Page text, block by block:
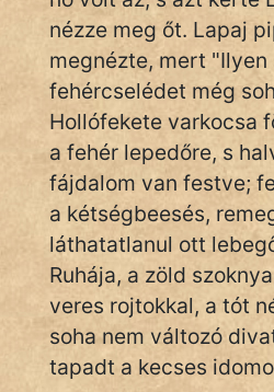
nagyöreg
NapHold
Név nélkül
pszichopati
szegény legény
Hoffer Botond
szemfüles
nézze meg őt. Lapaj
megnézte, mert "Ilyen
fehércselédet még
Hollófekete varkocsa
a fehér lepedőre, s
fájdalom van festve;
a kétségbeesés,
láthatatlanul ott
Ruhája, a zöld
veres rojtokkal, a tót
soha nem változó
tapadt a kecses